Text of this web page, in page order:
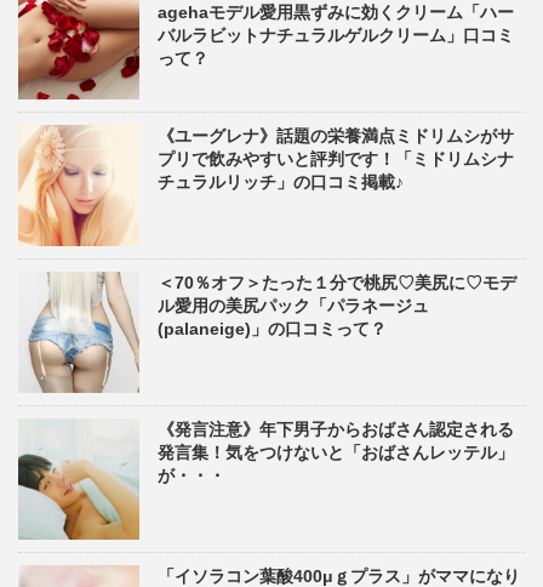
agehaモデル愛用黒ずみに効くクリーム「ハー
バルラビットナチュラルゲルクリーム」口コミ
って？
《ユーグレナ》話題の栄養満点ミドリムシがサ
プリで飲みやすいと評判です！「ミドリムシナ
チュラルリッチ」の口コミ掲載♪
＜70％オフ＞たった１分で桃尻♡美尻に♡モデ
ル愛用の美尻パック「パラネージュ
(palaneige)」の口コミって？
《発言注意》年下男子からおばさん認定される
発言集！気をつけないと「おばさんレッテル」
が・・・
「イソラコン葉酸400μｇプラス」がママになり